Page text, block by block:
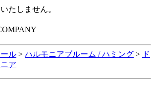
たしません。
ール > ハルモニアブルーム / ハミング > ド
ア